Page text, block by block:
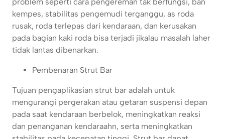
kempes, stabilitas pengemudi terganggu, as roda
rusak, roda terlepas dari kendaraan, dan kerusakan
pada bagian kaki roda bisa terjadi jikalau masalah laher
tidak lantas dibenarkan.
Pembenaran Strut Bar
Tujuan pengaplikasian strut bar adalah untuk
mengurangi pergerakan atau getaran suspensi depan
pada saat kendaraan berbelok, meningkatkan reaksi
dan penanganan kendaraahn, serta meningkatkan